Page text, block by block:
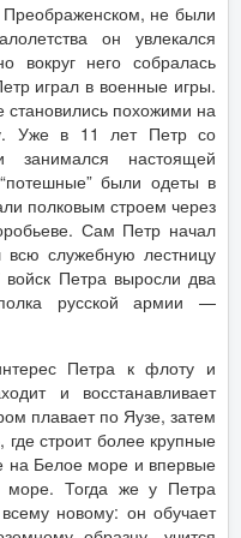
не были
он увлекался
вокруг него собралась
играл в военные игры.
похожими на
Уже в 11 лет Петр со
занимался настоящей
были одеты в
полковым строем через
Сам Петр начал
служебную лестницу
Петра выросли два
русской армии —
Петра к флоту и
и восстанавливает
плавает по Яузе, затем
строит более крупные
на Белое море и впервые
море. Тогда же у Петра
новому: он обучает